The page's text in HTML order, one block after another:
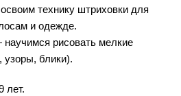
технику штриховки для
и одежде.
рисовать мелкие
узоры, блики).
лет.